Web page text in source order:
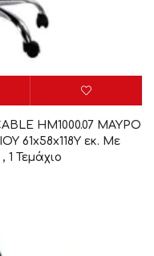
HM1000.07 ΜΑΥΡΟ
61x58x118Y εκ. Με
1 Τεμάχιο